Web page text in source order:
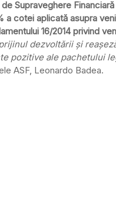
Supraveghere
a cotei aplicată asupra
16/2014 privind
dezvoltării şi
pozitive ale pachetului
ASF, Leonardo Badea.